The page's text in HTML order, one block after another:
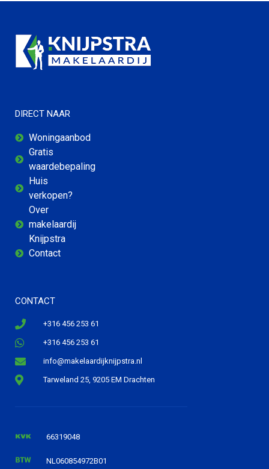
DIRECT NAAR
Woningaanbod
Gratis
waardebepaling
Huis
verkopen?
Over
makelaardij
Knijpstra
Contact
CONTACT
+316 456 253 61
+316 456 253 61
info@makelaardijknijpstra.nl
Tarweland 25, 9205 EM Drachten
66319048
NL060854972B01